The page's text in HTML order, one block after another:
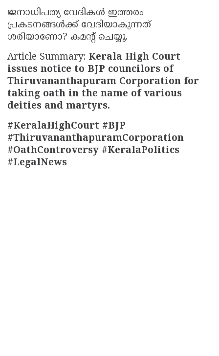
ജനാധിപത്യ വേദികൾ ഇത്തരം
പ്രകടനങ്ങൾക്ക് വേദിയാകുന്നത്
ശരിയാണോ? കമന്റ് ചെയ്യൂ.
Article Summary: Kerala High Court
issues notice to BJP councilors of
Thiruvananthapuram Corporation for
taking oath in the name of various
deities and martyrs.
#KeralaHighCourt #BJP
#ThiruvananthapuramCorporation
#OathControversy #KeralaPolitics
#LegalNews